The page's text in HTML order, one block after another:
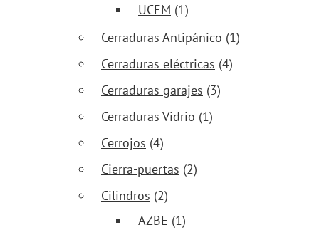
UCEM (1)
Cerraduras Antipánico (1)
Cerraduras eléctricas (4)
Cerraduras garajes (3)
Cerraduras Vidrio (1)
Cerrojos (4)
Cierra-puertas (2)
Cilindros (2)
AZBE (1)